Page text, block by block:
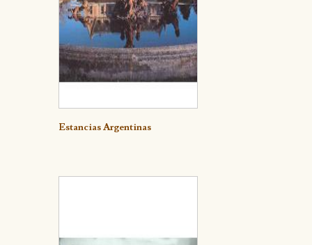
Detalle
Estancias Argentinas